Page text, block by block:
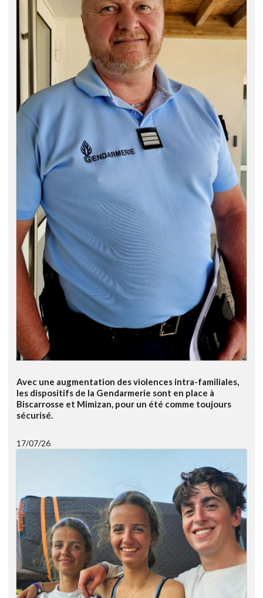
Avec une augmentation des violences intra-familiales,
les dispositifs de la Gendarmerie sont en place à
Biscarrosse et Mimizan, pour un été comme toujours
sécurisé.
17/07/26